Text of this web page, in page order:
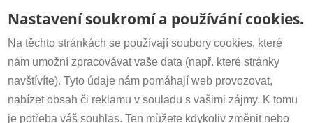
irsm@irsm.cas.cz
Important Links
www.avcr.cz
Nastavení soukromí a používání cookies.
Na těchto stránkách se používají soubory cookies, které
nám umožní zpracovávat vaše data (např. které stránky
navštívíte). Tyto údaje nám pomáhají web provozovat,
nabízet obsah či reklamu v souladu s vašimi zájmy. K tomu
je potřeba váš souhlas. Ten můžete kdykoliv změnit nebo